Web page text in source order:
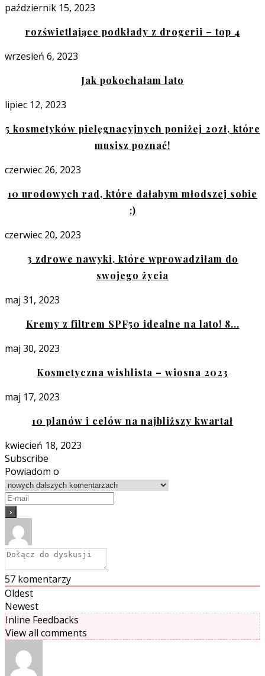
październik 15, 2023
rozświetlające podkłady z drogerii – top 4
wrzesień 6, 2023
Jak pokochałam lato
lipiec 12, 2023
5 kosmetyków pielęgnacyjnych poniżej 20zł, które
musisz poznać!
czerwiec 26, 2023
10 urodowych rad, które dałabym młodszej sobie
:)
czerwiec 20, 2023
3 zdrowe nawyki, które wprowadziłam do
swojego życia
maj 31, 2023
Kremy z filtrem SPF50 idealne na lato! 8...
maj 30, 2023
Kosmetyczna wishlista – wiosna 2023
maj 17, 2023
10 planów i celów na najbliższy kwartał
kwiecień 18, 2023
Subscribe
Powiadom o
57 komentarzy
Oldest
Newest
Inline Feedbacks
View all comments